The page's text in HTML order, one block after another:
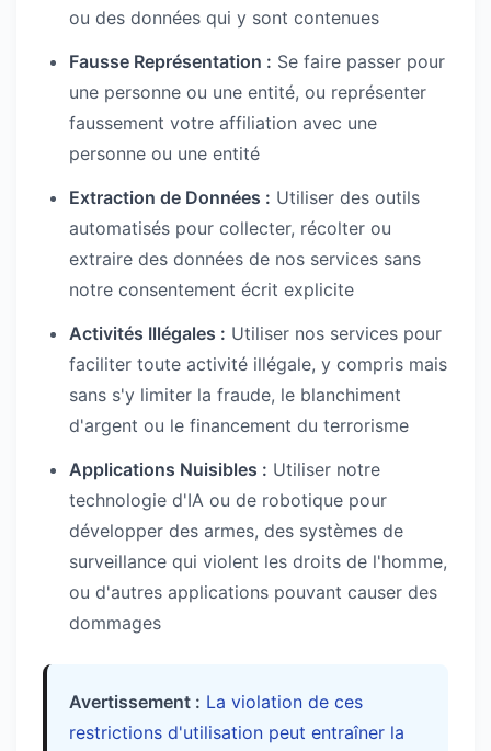
ou des données qui y sont contenues
Fausse Représentation : Se faire passer pour
une personne ou une entité, ou représenter
faussement votre affiliation avec une
personne ou une entité
Extraction de Données : Utiliser des outils
automatisés pour collecter, récolter ou
extraire des données de nos services sans
notre consentement écrit explicite
Activités Illégales : Utiliser nos services pour
faciliter toute activité illégale, y compris mais
sans s'y limiter la fraude, le blanchiment
d'argent ou le financement du terrorisme
Applications Nuisibles : Utiliser notre
technologie d'IA ou de robotique pour
développer des armes, des systèmes de
surveillance qui violent les droits de l'homme,
ou d'autres applications pouvant causer des
dommages
Avertissement : La violation de ces
restrictions d'utilisation peut entraîner la